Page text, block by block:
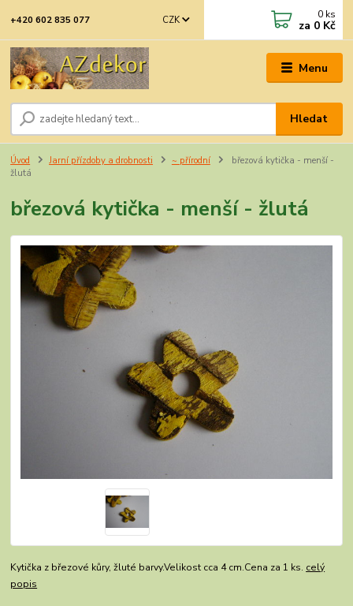
Menu
CZK
Hledat
+420 602 835 077 0 ks
za 0 Kč
Úvod Jarní přízdoby a drobnosti ~ přírodní
březová kytička - menší -
žlutá
březová kytička - menší - žlutá
Kytička z březové kůry, žluté barvy.Velikost cca 4 cm.Cena za 1 ks. celý
popis